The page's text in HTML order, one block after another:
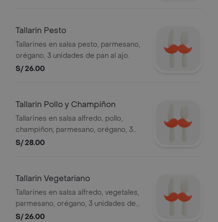
Tallarin Pesto
Tallarines en salsa pesto, parmesano,
orégano, 3 unidades de pan al ajo.
S/ 26.00
Tallarin Pollo y Champiñon
Tallarines en salsa alfredo, pollo,
champiñon, parmesano, orégano, 3
unidades de pan al ajo.
S/ 28.00
Tallarin Vegetariano
Tallarines en salsa alfredo, vegetales,
parmesano, orégano, 3 unidades de
pan al ajo.
S/ 26.00